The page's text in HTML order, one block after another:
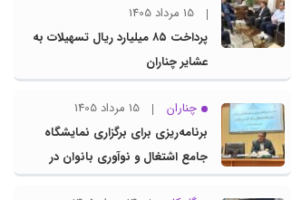
15 مرداد 1405
پرداخت ۸۵ میلیارد ریال تسهیلات به
عشایر چناران
چناران
15 مرداد 1405
برنامه‌ریزی برای برگزاری نمایشگاه
جامع اشتغال و نوآوری بانوان در
چناران